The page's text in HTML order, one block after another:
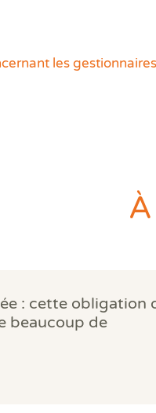
les
: cette obligation
beaucoup de
ignorent